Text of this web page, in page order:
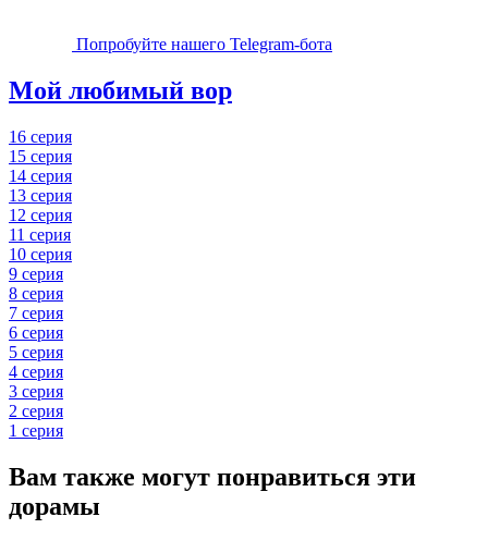
Попробуйте нашего Telegram-бота
Мой любимый вор
16 серия
15 серия
14 серия
13 серия
12 серия
11 серия
10 серия
9 серия
8 серия
7 серия
6 серия
5 серия
4 серия
3 серия
2 серия
1 серия
Вам также могут понравиться эти
дорамы